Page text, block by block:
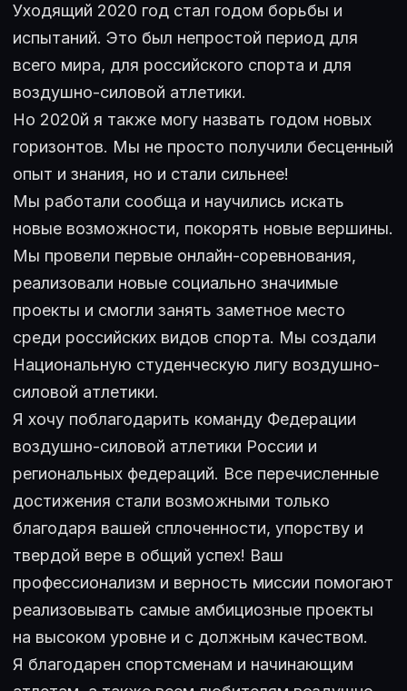
Уходящий 2020 год стал годом борьбы и
испытаний. Это был непростой период для
всего мира, для российского спорта и для
воздушно-силовой атлетики.
Но 2020й я также могу назвать годом новых
горизонтов. Мы не просто получили бесценный
опыт и знания, но и стали сильнее!
Мы работали сообща и научились искать
новые возможности, покорять новые вершины.
Мы провели первые онлайн-соревнования,
реализовали новые социально значимые
проекты и смогли занять заметное место
среди российских видов спорта. Мы создали
Национальную студенческую лигу воздушно-
силовой атлетики.
Я хочу поблагодарить команду Федерации
воздушно-силовой атлетики России и
региональных федераций. Все перечисленные
достижения стали возможными только
благодаря вашей сплоченности, упорству и
твердой вере в общий успех! Ваш
профессионализм и верность миссии помогают
реализовывать самые амбициозные проекты
на высоком уровне и с должным качеством.
Я благодарен спортсменам и начинающим